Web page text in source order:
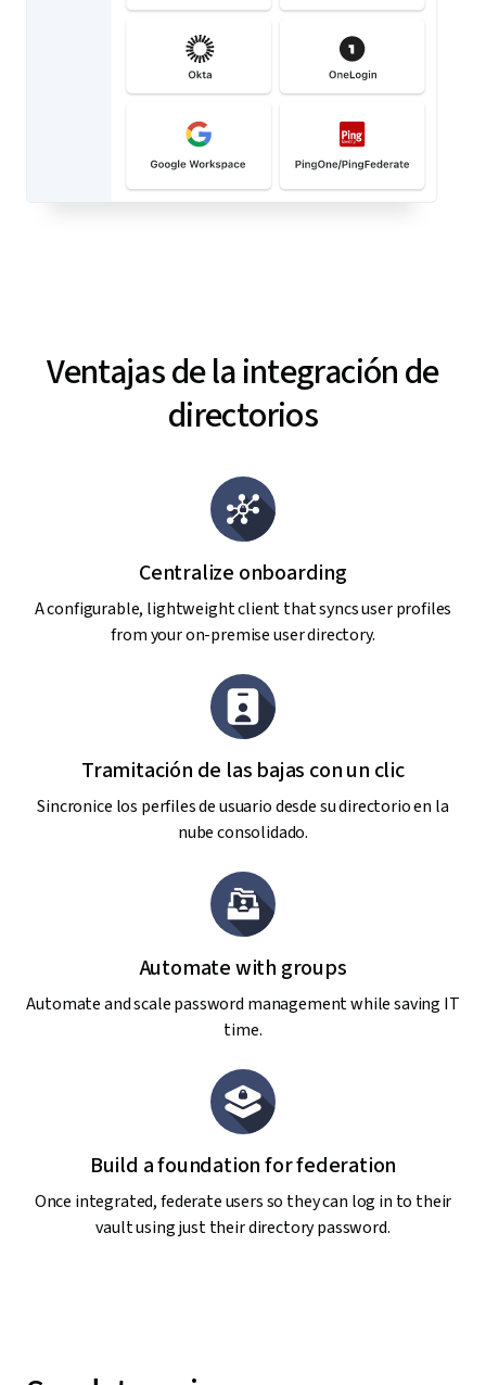
Ventajas de la integración de
directorios
Centralize onboarding
A configurable, lightweight client that syncs user profiles
from your on-premise user directory.
Tramitación de las bajas con un clic
Sincronice los perfiles de usuario desde su directorio en la
nube consolidado.
Automate with groups
Automate and scale password management while saving IT
time.
Build a foundation for federation
Once integrated, federate users so they can log in to their
vault using just their directory password.